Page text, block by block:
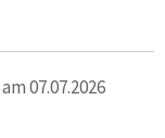
am 07.07.2026